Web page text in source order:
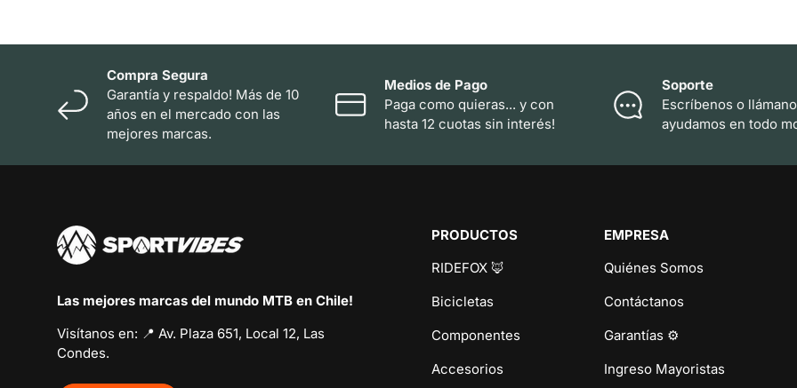
Compra Segura
Garantía y respaldo! Más de 10
años en el mercado con las
mejores marcas.
Medios de Pago
Paga como quieras... y con
hasta 12 cuotas sin interés!
Soporte
Escríbenos o
ayudamos en todo
Las mejores marcas del mundo MTB en Chile!
Visítanos en: 📍 Av. Plaza 651, Local 12, Las
Condes.
PRODUCTOS
RIDEFOX 🦊
Bicicletas
Componentes
Accesorios
EMPRESA
Quiénes Somos
Contáctanos
Garantías ⚙️
Ingreso Mayoristas